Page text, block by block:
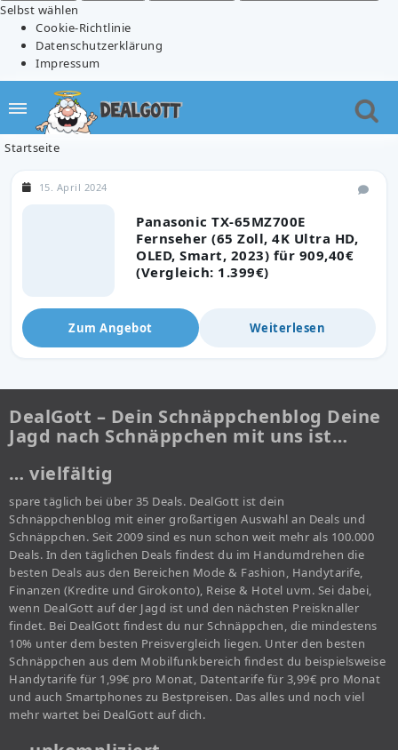
Selbst wählen
Cookie-Richtlinie
Datenschutzerklärung
Impressum
Startseite
Panasonic TX-65MZ700E
Fernseher (65 Zoll, 4K Ultra HD,
OLED, Smart, 2023) für 909,40€
(Vergleich: 1.399€)
15. April 2024
Zum Angebot Weiterlesen
DealGott – Dein Schnäppchenblog Deine
Jagd nach Schnäppchen mit uns ist…
… vielfältig
spare täglich bei über 35 Deals. DealGott ist dein
Schnäppchenblog mit einer großartigen Auswahl an Deals und
Schnäppchen. Seit 2009 sind es nun schon weit mehr als 100.000
Deals. In den täglichen Deals findest du im Handumdrehen die
besten Deals aus den Bereichen Mode & Fashion, Handytarife,
Finanzen (Kredite und Girokonto), Reise & Hotel uvm. Sei dabei,
wenn DealGott auf der Jagd ist und den nächsten Preisknaller
findet. Bei DealGott findest du nur Schnäppchen, die mindestens
10% unter dem besten Preisvergleich liegen. Unter den besten
Schnäppchen aus dem Mobilfunkbereich findest du beispielsweise
Handytarife für 1,99€ pro Monat, Datentarife für 3,99€ pro Monat
und auch Smartphones zu Bestpreisen. Das alles und noch viel
mehr wartet bei DealGott auf dich.